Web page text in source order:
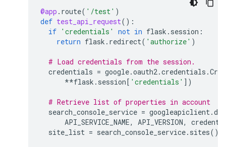
@app . route( '/test' )
def test_api_request():
if 'credentials' not in flask . session :
return flask . redirect( 'authorize' )
# Load credentials from the session.
credentials = google.oauth2.credentials .
**flask . session[ 'credentials' ])
# Retrieve list of properties in account
search_console_service = googleapiclient.
API_SERVICE_NAME, API_VERSION,
site_list = search_console_service. sites()